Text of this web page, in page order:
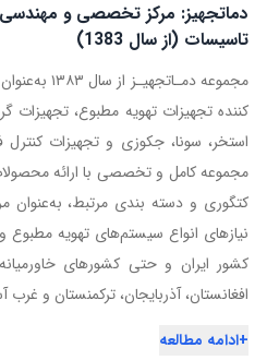
دماتجهیز: مرکز تخصصی و مهندسی
تاسیسات (از سال 1383)
مجموعه
کننده تجهیزات تهویه مطبوع، تجهیزات
استخر، سونا، جکوزی و تجهیزات کنترل
کتگوری و دسته بندی مرتبط، به‌عنوان
نیازهای انواع سیستم‌های تهویه
کشور ایران و حتی کشورهای
افغانستان، آذربایجان، ترکمنستان و
+ادامه مطالعه